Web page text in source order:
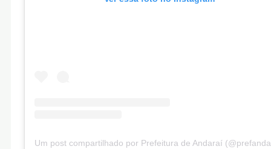
Um post compartilhado por Prefeitura de Andaraí